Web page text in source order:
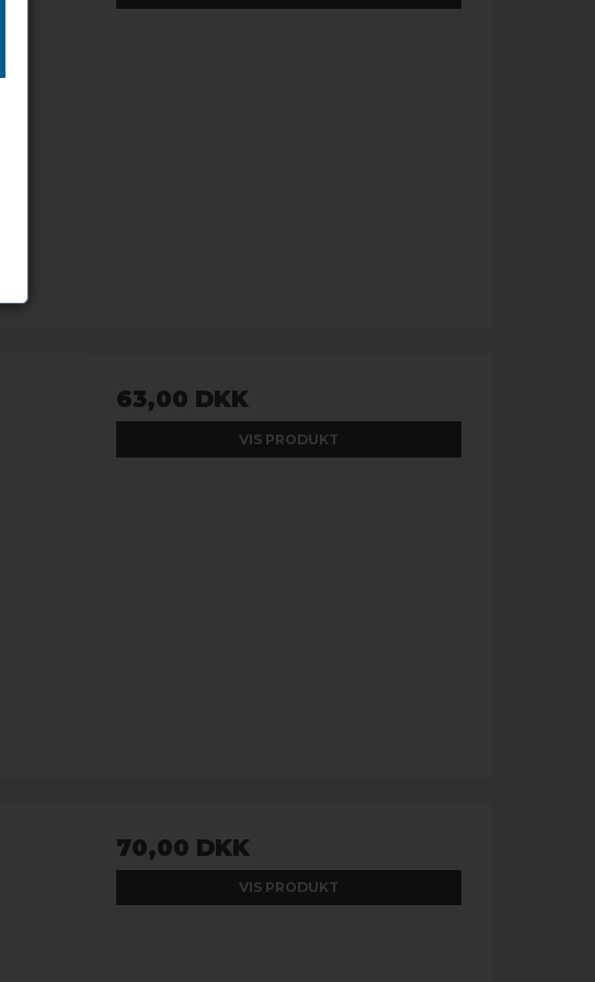
63,00 DKK
VIS PRODUKT
70,00 DKK
VIS PRODUKT